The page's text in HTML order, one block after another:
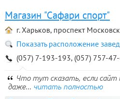
Магазин "Сафари спорт"
г. Харьков, проспект
Показать расположение
(057) 7-193-193, (057) 757-
Что тут сказать, если сайт
даже... читать полностью